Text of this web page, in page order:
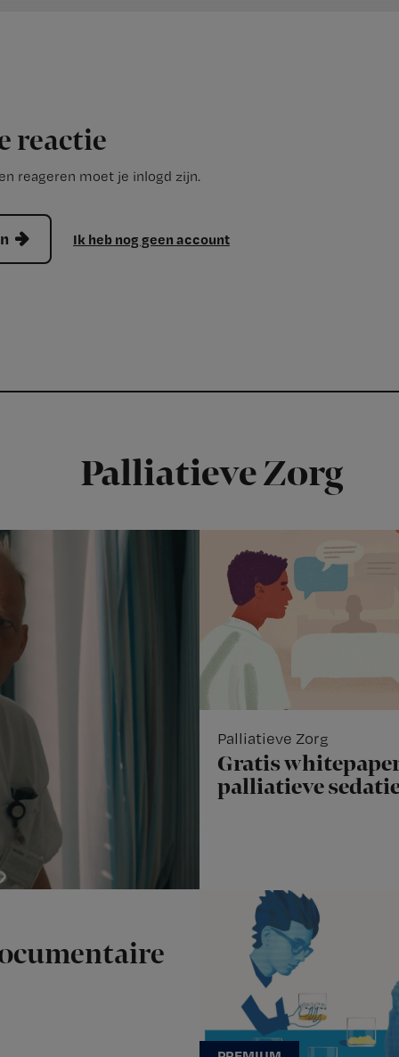
reactie
reageren moet je inlogd zijn.
Ik heb nog geen account
Palliatieve Zorg
Palliatieve Zorg
Gratis
palliatieve